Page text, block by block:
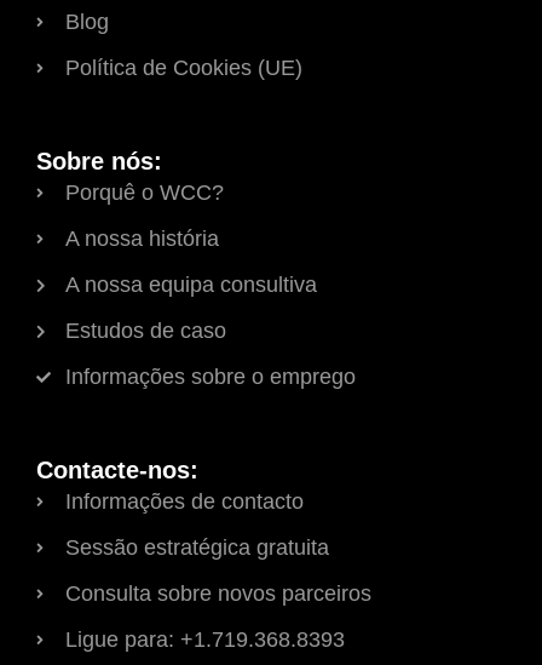
Blog
Política de Cookies (UE)
Sobre nós:
Porquê o WCC?
A nossa história
A nossa equipa consultiva
Estudos de caso
Informações sobre o emprego
Contacte-nos:
Informações de contacto
Sessão estratégica gratuita
Consulta sobre novos parceiros
Ligue para: +1.719.368.8393